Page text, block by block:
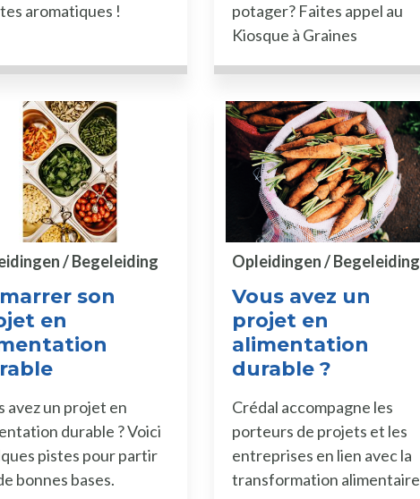
aromatiques !
potager? Faites appel au
Kiosque à Graines
son
en
/ Begeleiding
avez un projet en
durable ? Voici
pistes pour partir
bonnes bases.
Vous avez un
projet en
alimentation
durable ?
Opleidingen / Begeleiding
Crédal accompagne les
porteurs de projets et les
entreprises en lien avec la
transformation alimentaire